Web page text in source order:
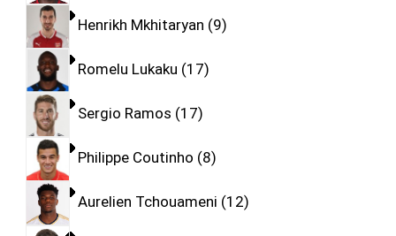
Henrikh Mkhitaryan 9
Romelu Lukaku 17
Sergio Ramos 17
Philippe Coutinho 8
Aurelien Tchouameni 12